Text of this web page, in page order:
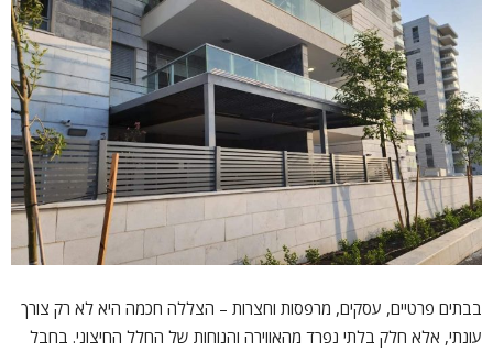
בבתים פרטיים, עסקים, מרפסות וחצרות – הצללה חכמה היא לא רק צורך
עונתי, אלא חלק בלתי נפרד מהאווירה והנוחות של החלל החיצוני. בחבל